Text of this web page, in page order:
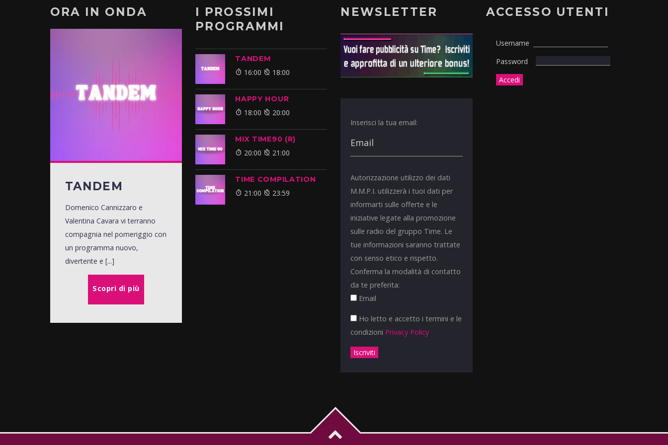
ORA IN ONDA
TANDEM
Domenico Cannizzaro e
Valentina Cavara vi terranno
compagnia nel pomeriggio con
un programma nuovo,
divertente e [...]
Scopri di più
I PROSSIMI
PROGRAMMI
TANDEM
16:00 18:00
HAPPY HOUR
18:00 20:00
MIX TIME90 (R)
20:00 21:00
TIME COMPILATION
21:00 23:59
NEWSLETTER
Inserisci la tua email:
Autorizzazione utilizzo dei dati
M.M.P.I. utilizzerà i tuoi dati per
informarti sulle offerte e le
iniziative legate alla promozione
sulle radio del gruppo Time. Le
tue informazioni saranno trattate
con senso etico e rispetto.
Conferma la modalità di contatto
da te preferita:
Email
Ho letto e accetto i termini e le
condizioni Privacy Policy
ACCESSO UTENTI
Username
Password